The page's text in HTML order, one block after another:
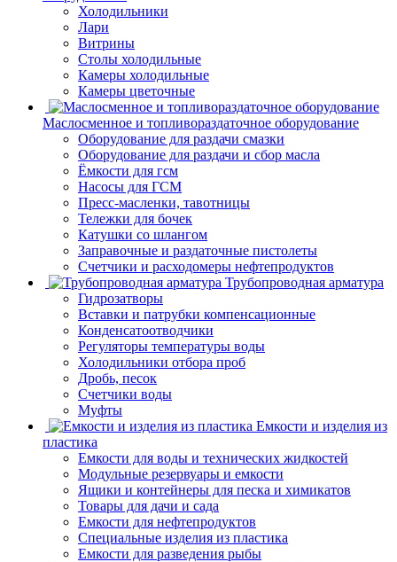
Холодильники
Лари
Витрины
Столы холодильные
Камеры холодильные
Камеры цветочные
Маслосменное и топливораздаточное оборудование
Оборудование для раздачи смазки
Оборудование для раздачи и сбор масла
Ёмкости для гсм
Насосы для ГСМ
Пресс-масленки, тавотницы
Тележки для бочек
Катушки со шлангом
Заправочные и раздаточные пистолеты
Счетчики и расходомеры нефтепродуктов
Трубопроводная арматура
Гидрозатворы
Вставки и патрубки компенсационные
Конденсатоотводчики
Регуляторы температуры воды
Холодильники отбора проб
Дробь, песок
Счетчики воды
Муфты
Емкости и изделия из
пластика
Емкости для воды и технических жидкостей
Модульные резервуары и емкости
Ящики и контейнеры для песка и химикатов
Товары для дачи и сада
Емкости для нефтепродуктов
Специальные изделия из пластика
Емкости для разведения рыбы